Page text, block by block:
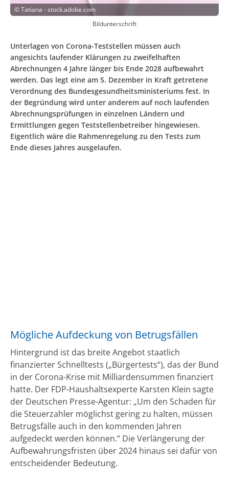
©Tatiana - stock.adobe.com
Bildunterschrift
Unterlagen von Corona-Teststellen müssen auch
angesichts laufender Klärungen zu zweifelhaften
Abrechnungen 4 Jahre länger bis Ende 2028 aufbewahrt
werden. Das legt eine am 5. Dezember in Kraft getretene
Verordnung des Bundesgesundheitsministeriums fest. In
der Begründung wird unter anderem auf noch laufenden
Abrechnungsprüfungen in einzelnen Ländern und
Ermittlungen gegen Teststellenbetreiber hingewiesen.
Eigentlich wäre die Rahmenregelung zu den Tests zum
Ende dieses Jahres ausgelaufen.
Mögliche Aufdeckung von Betrugsfällen
Hintergrund ist das breite Angebot staatlich
finanzierter Schnelltests („Bürgertests“), das der Bund
in der Corona-Krise mit Milliardensummen finanziert
hatte. Der FDP-Haushaltsexperte Karsten Klein sagte
der Deutschen Presse-Agentur: „Um den Schaden für
die Steuerzahler möglichst gering zu halten, müssen
Betrugsfälle auch in den kommenden Jahren
aufgedeckt werden können.“ Die Verlängerung der
Aufbewahrungsfristen über 2024 hinaus sei dafür von
entscheidender Bedeutung.